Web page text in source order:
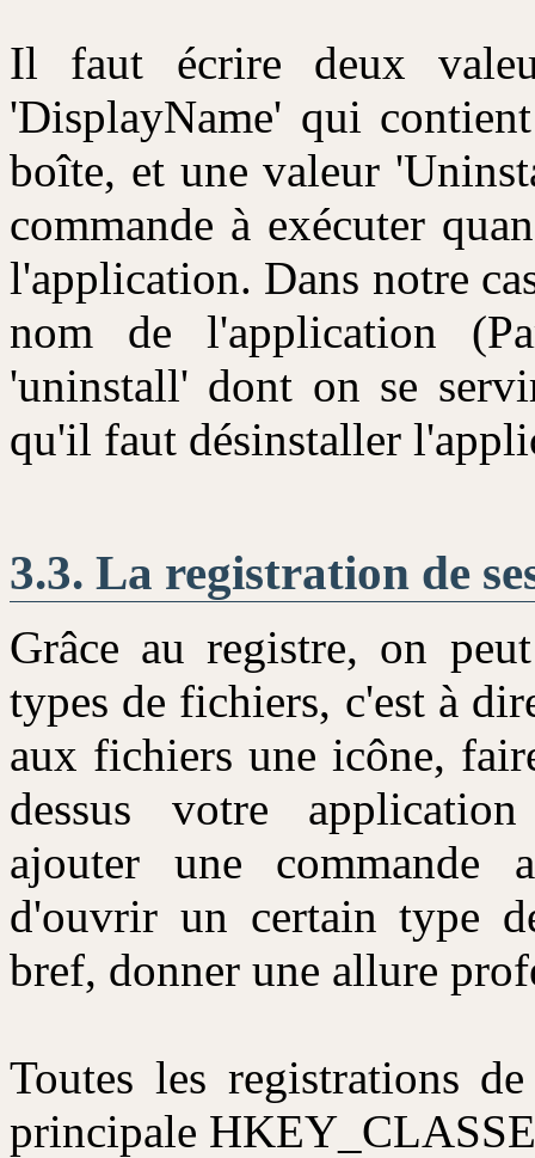
Il faut écrire deux
'DisplayName' qui
boîte, et une valeur
commande à exécuter
l'application. Dans notre
nom de l'application
'uninstall' dont on se
qu'il faut désinstaller
La registration de
Grâce au registre, on
types de fichiers, c'est à
aux fichiers une icône,
dessus votre
ajouter une commande
d'ouvrir un certain type
bref, donner une allure
Toutes les registrations
principale